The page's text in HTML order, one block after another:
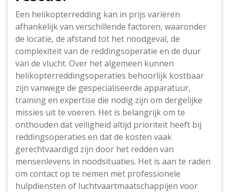
Een helikopterredding kan in prijs variëren
afhankelijk van verschillende factoren, waaronder
de locatie, de afstand tot het noodgeval, de
complexiteit van de reddingsoperatie en de duur
van de vlucht. Over het algemeen kunnen
helikopterreddingsoperaties behoorlijk kostbaar
zijn vanwege de gespecialiseerde apparatuur,
training en expertise die nodig zijn om dergelijke
missies uit te voeren. Het is belangrijk om te
onthouden dat veiligheid altijd prioriteit heeft bij
reddingsoperaties en dat de kosten vaak
gerechtvaardigd zijn door het redden van
mensenlevens in noodsituaties. Het is aan te raden
om contact op te nemen met professionele
hulpdiensten of luchtvaartmaatschappijen voor